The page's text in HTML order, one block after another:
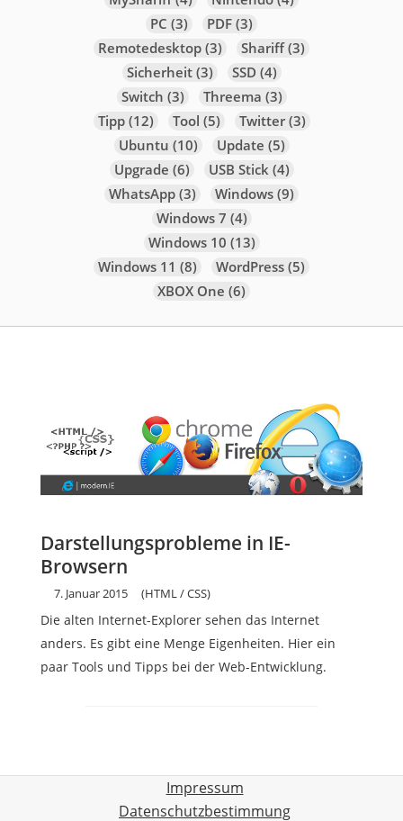
PC (3) PDF(3)
Remotedesktop(3) Shariff(3)
Sicherheit(3) SSD (4)
Switch (3) Threema (3)
Tipp(12) Tool (5) Twitter(3)
Ubuntu (10) Update (5)
Upgrade (6) USB Stick(4)
WhatsApp(3) Windows(9)
Windows 7 (4)
Windows 10 (13)
Windows 11 (8) WordPress(5)
XBOX One (6)
Darstellungsprobleme in IE-
Browsern
7. Januar 2015 (HTML / CSS)
Die alten Internet-Explorer sehen das Internet
anders. Es gibt eine Menge Eigenheiten. Hier ein
paar Tools und Tipps bei der Web-Entwicklung.
Impressum
Datenschutzbestimmung